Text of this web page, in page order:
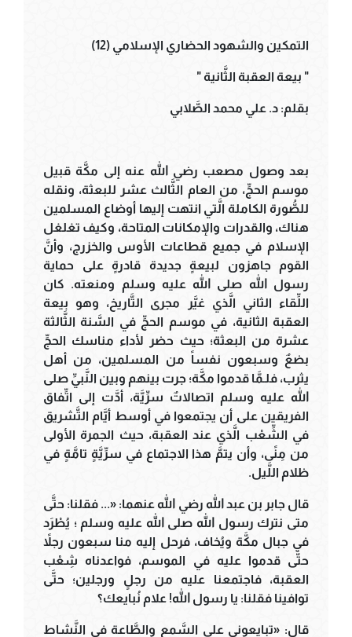
التمكين والشهود الحضاري الإسلامي (12)
" بيعة العقبة الثَّانية "
بقلم: د. علي محمد الصَّلابي
بعد وصول مصعب رضي الله عنه إلى مكَّة قبيل
موسم الحجِّ، من العام الثَّالث عشر للبعثة، ونقله
للصُّورة الكاملة الَّتي انتهت إليها أوضاع المسلمين
هناك، والقدرات والإمكانات المتاحة، وكيف تغلغل
الإسلام في جميع قطاعات الأوس والخزرج، وأنَّ
القوم جاهزون لبيعةٍ جديدة قادرةٍ على حماية
رسول الله صلى الله عليه وسلم ومنعته. كان
اللِّقاء الثاني الَّذي غيَّر مجرى التَّاريخ، وهو بيعة
العقبة الثانية، في موسم الحجِّ في السَّنة الثَّالثة
عشرة من البعثة؛ حيث حضر لأداء مناسك الحجِّ
بضعٌ وسبعون نفساً من المسلمين، من أهل
يثرب، فلـمَّا قدموا مكَّة؛ جرت بينهم وبين النَّبيِّ صلى
الله عليه وسلم اتصالاتٌ سرِّيَّة، أدَّت إلى اتِّفاق
الفريقين على أن يجتمعوا في أوسط أيَّام التَّشريق
في الشِّعْب الَّذي عند العقبة، حيث الجمرة الأولى
من مِنًى، وأن يتمَّ هذا الاجتماع في سرِّيَّةٍ تامَّةٍ في
ظلام اللَّيل.
قال جابر بن عبد الله رضي الله عنهما: «... فقلنا: حتَّى
متى نترك رسول الله صلى الله عليه وسلم ؛ يُطْرَد
في جبال مكَّة ويُخاف، فرحل إليه منا سبعون رجلاً
حتَّى قدموا عليه في الموسم، فواعدناه شِعْب
العقبة، فاجتمعنا عليه من رجلٍ ورجلين؛ حتَّى
توافينا فقلنا: يا رسول الله! علام نُبايعك؟
قال: «تبايعوني على السَّمع والطَّاعة في النَّشاط